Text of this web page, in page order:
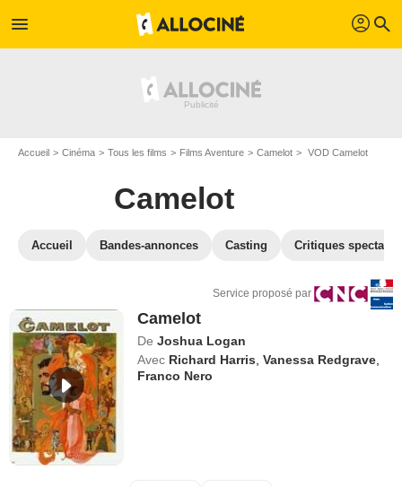
menu profil search
Accueil Cinéma Tous les films Films Aventure Camelot VOD Camelot
Camelot
Accueil Bandes-annonces Casting Critiques
Service proposé par
Camelot
De Joshua Logan
Avec Richard Harris ,Vanessa Redgrave
Franco Nero